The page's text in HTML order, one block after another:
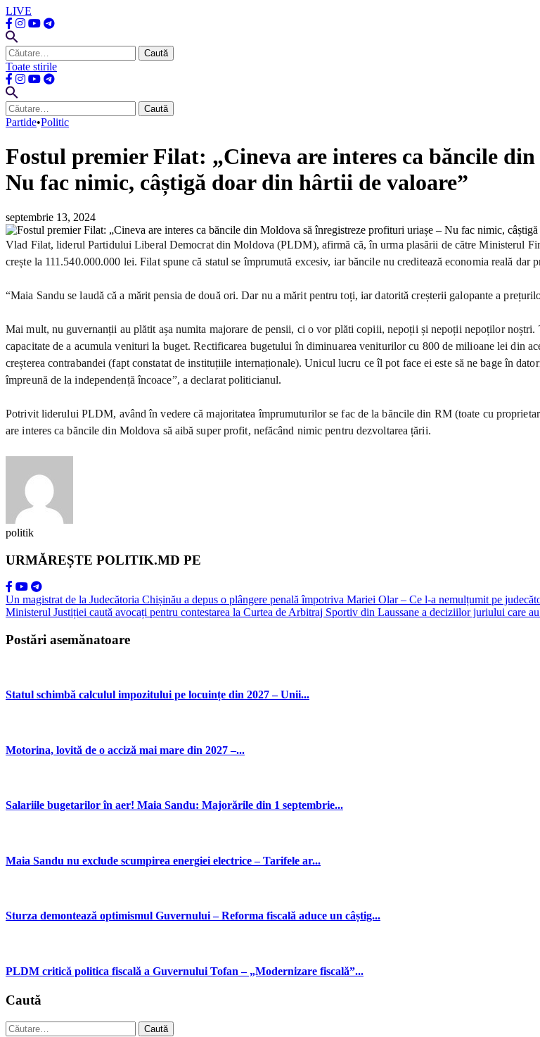
LIVE
Caută
după:
Toate stirile
Caută
după:
Partide•Politic
Fostul premier Filat: „Cineva are interes ca băncile
Nu fac nimic, câștigă doar din hârtii de valoare”
septembrie 13, 2024
Vlad Filat, liderul Partidului Liberal Democrat din Moldova (PLDM), afirmă că, în urma plasării de către Ministerul
crește la 111.540.000.000 lei. Filat spune că statul se împrumută excesiv, iar băncile nu creditează economia reală dar
“Maia Sandu se laudă că a mărit pensia de două ori. Dar nu a mărit pentru toți, iar datorită creșterii galopante a
Mai mult, nu guvernanții au plătit așa numita majorare de pensii, ci o vor plăti copiii, nepoții și nepoții nepoților
capacitate de a acumula venituri la buget. Rectificarea bugetului în diminuarea veniturilor cu 800 de milioane lei din
creșterea contrabandei (fapt constatat de instituțiile internaționale). Unicul lucru ce îl pot face ei este să ne bage în
împreună de la independență încoace”, a declarat politicianul.
Potrivit liderului PLDM, având în vedere că majoritatea împrumuturilor se fac de la băncile din RM (toate cu
are interes ca băncile din Moldova să aibă super profit, nefăcând nimic pentru dezvoltarea țării.
politik
URMĂREȘTE POLITIK.MD PE
Un magistrat de la Judecătoria Chișinău a depus o plângere penală împotriva Mariei Olar – Ce l-a nemulțumit pe
Ministerul Justiției caută avocați pentru contestarea la Curtea de Arbitraj Sportiv din Laussane a deciziilor juriului care
Postări asemănatoare
Statul schimbă calculul impozitului pe locuințe din 2027 – Unii...
Motorina, lovită de o acciză mai mare din 2027 –...
Salariile bugetarilor în aer! Maia Sandu: Majorările din 1 septembrie...
Maia Sandu nu exclude scumpirea energiei electrice – Tarifele ar...
Sturza demontează optimismul Guvernului – Reforma fiscală aduce un câștig...
PLDM critică politica fiscală a Guvernului Tofan – „Modernizare fiscală”...
Caută
Caută